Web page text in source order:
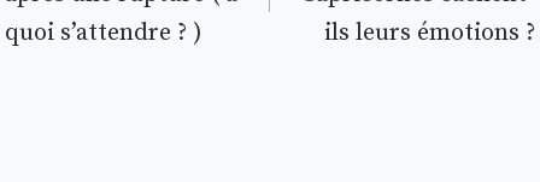
l’article
quoi s’attendre ? )
ils leurs émotions ?